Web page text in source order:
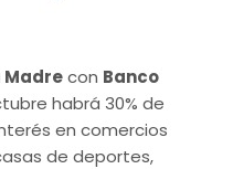
Madrecon Banco
habrá 30% de
en comercios
de deportes,